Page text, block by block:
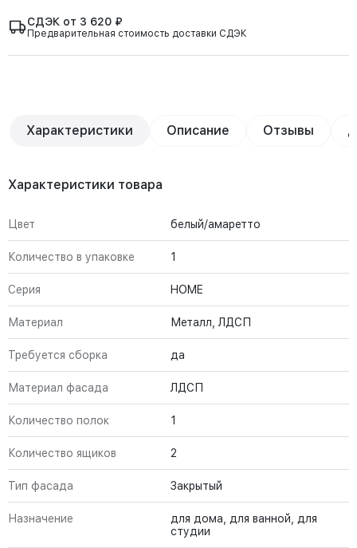
СДЭК от 3 620 ₽
Предварительная стоимость доставки СДЭК
Характеристики Описание Отзывы
Характеристики товара
Цвет белый/амаретто
Количество в упаковке 1
Серия HOME
Материал Металл, ЛДСП
Требуется сборка да
Материал фасада ЛДСП
Количество полок 1
Количество ящиков 2
Тип фасада Закрытый
Назначение
для дома, для ванной, для
студии